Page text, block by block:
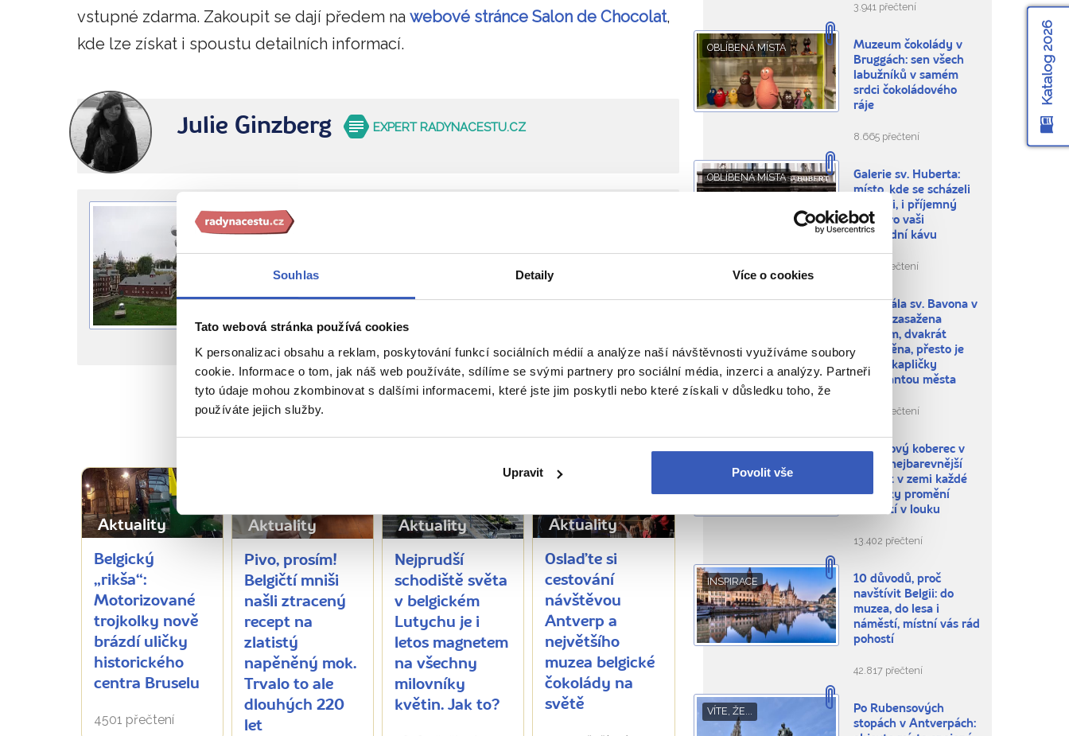
Souhlas Detaily Více o cookies
Tato webová stránka používá cookies
K personalizaci obsahu a reklam, poskytování funkcí sociálních médií a analýze naší návštěvnosti využíváme soubory
cookie. Informace o tom, jak náš web používáte, sdílíme se svými partnery pro sociální média, inzerci a analýzy. Partneři
tyto údaje mohou zkombinovat s dalšími informacemi, které jste jim poskytli nebo které získali v důsledku toho, že
používáte jejich služby.
Upravit Povolit vše
vstupné zdarma. Zakoupit se dají předem na webové stránce Salon de Chocolat,
kde lze získat i spoustu detailních informací.
Julie Ginzberg EXPERT RADYNACESTU.CZ
Belgická sestra Paříže
Vyberte si jeden z našich 11 zájezdů do Bruselu
Nejbližší volný zájezd již 16. září
PŘEČTĚTE SI TAKÉ
Aktuality
Belgický
„rikša“:
Motorizované
trojkolky nově
brázdí uličky
historického
centra Bruselu
4501 přečtení
Aktuality
Pivo, prosím!
Belgičtí mniši
našli ztracený
recept na
zlatistý
napěněný mok.
Trvalo to ale
dlouhých 220
let
Aktuality
Nejprudší
schodiště světa
v belgickém
Lutychu je i
letos magnetem
na všechny
milovníky
květin. Jak to?
Aktuality
Oslaďte si
cestování
návštěvou
Antverp a
největšího
muzea belgické
čokolády na
světě
3.941 přečtení
OBLÍBENÁ MÍSTA
Muzeum čokolády v
Bruggách: sen všech
labužníků v samém
srdci čokoládového
ráje
8.665 přečtení
OBLÍBENÁ MÍSTA
Galerie sv. Huberta:
místo, kde se scházeli
velikáni, i příjemný
kout pro vaši
odpolední kávu
6.587 přečtení
Katedrála sv. Bavona v
Gentu: zasažena
bleskem, dvakrát
vypleněna, přesto je
dnes z kapličky
dominantou města
8.664 přečtení
NEPROPÁSNĚTE
Květinový koberec v
Belgii: nejbarevnější
událost v zemi každé
dva roky promění
náměstí v louku
13.402 přečtení
INSPIRACE
10 důvodů, proč
navštívit Belgii: do
muzea, do lesa i
náměstí, místní vás rád
pohostí
42.817 přečtení
VÍTE, ŽE...
Po Rubensových
stopách v Antverpách:
Katalog 2026